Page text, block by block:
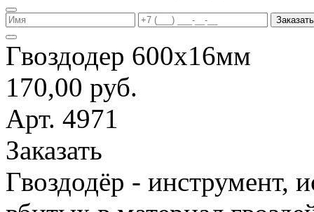
Заказать
Гвоздодер 600х16мм
170,00 руб.
Арт. 4971
Заказать
Гвоздодёр - инструмент,